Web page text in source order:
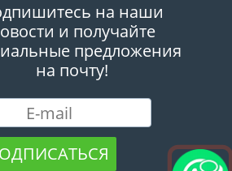
на наши
и получайте
предложения
на почту!